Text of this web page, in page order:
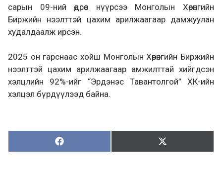
сарын 09-ний өдрөөс нүүрсээ Монголын Хөрөнгийн
Биржийн нээлттэй цахим арилжаагаар дамжуулан
худалдаалж ирсэн.
2025 он гарснаас хойш Монголын Хөрөнгийн Биржийн
нээлттэй цахим арилжаагаар амжилттай хийгдсэн
хэлцлийн 92%-ийг “Эрдэнэс Тавантолгой” ХК-ийн
хэлцэл бүрдүүлээд байна.
Хуваалцах:
Х
у
Түгээх:
Т
ү